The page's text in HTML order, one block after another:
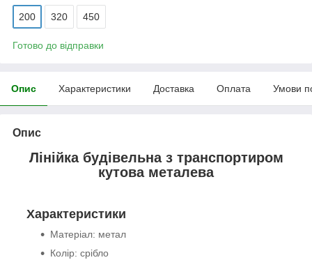
200 320 450
Готово до відправки
Опис Характеристики Доставка Оплата Умови
Опис
Лінійка будівельна з транспортиром
кутова металева
Характеристики
Матеріал: метал
Колір: срібло